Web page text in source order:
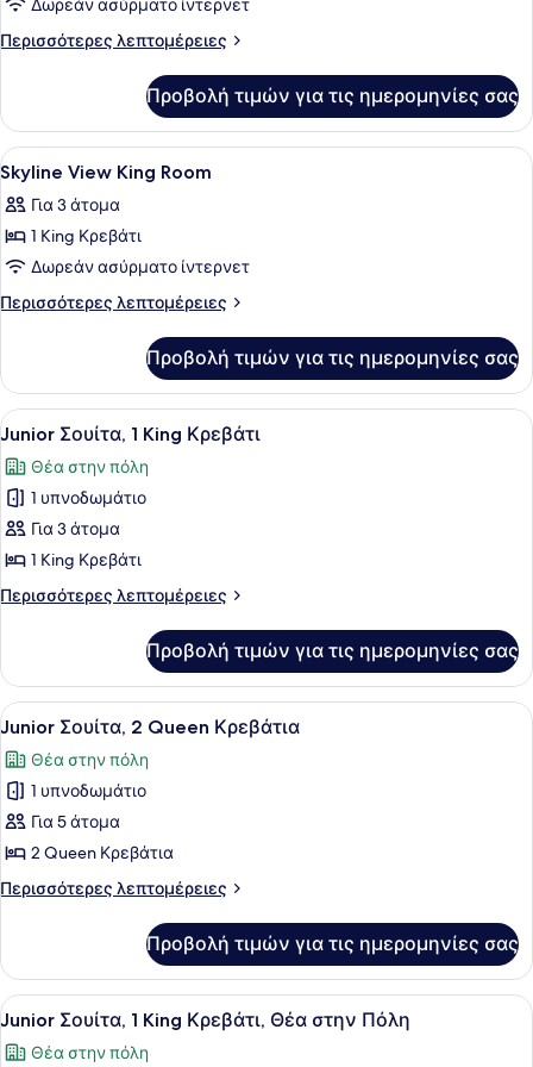
για
King
Δωρεάν ασύρματο ίντερνετ
Περισσότερες λεπτομέρειες
Περισσότερες
Junior
Suite
Προβολή τιμών για τις ημερομηνίες σας
Προβολή
όλων
των
φωτογραφιών
για
Skyline
Room
Υποαλλεργικά κλινοσκεπάσματα,
4
Skyline View King Room
Για 3 άτομα
1 King Κρεβάτι
Δωρεάν ασύρματο ίντερνετ
Περισσότερες λεπτομέρειες
Περισσότερες
View
King
Room
Προβολή τιμών για τις ημερομηνίες σας
Προβολή
όλων
των
φωτογραφιών
για
Junior
Σουίτα,
1
Κρεβάτι
Ένα δωμάτιο ξενοδοχείου με ένα
10
Junior Σουίτα, 1 King Κρεβάτι
Θέα στην πόλη
1 υπνοδωμάτιο
Για 3 άτομα
1 King Κρεβάτι
Περισσότερες λεπτομέρειες
Περισσότερες
Σουίτα,
King
Προβολή τιμών για τις ημερομηνίες σας
Προβολή
όλων
των
φωτογραφιών
για
Junior
Σουίτα,
2
Κρεβάτια
Ένα δωμάτιο ξενοδοχείου με δύο
10
Junior Σουίτα, 2 Queen Κρεβάτια
Θέα στην πόλη
1 υπνοδωμάτιο
Για 5 άτομα
2 Queen Κρεβάτια
Περισσότερες λεπτομέρειες
Περισσότερες
Σουίτα,
Queen
Προβολή τιμών για τις ημερομηνίες σας
Προβολή
όλων
Ένα δωμάτιο ξενοδοχείου με ένα
5
Junior Σουίτα, 1 King Κρεβάτι, Θέα στην Πόλη
Θέα στην πόλη